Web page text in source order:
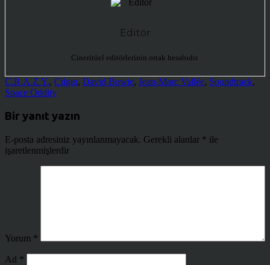
Editör
Cineritüel editörlerinin ortak hesabıdır.
C.R.A.Z.Y., Çılgın, David Bowie, Jean-Marc Vallée, Soundtrack,
Space Oddity
Bir yanıt yazın
E-posta adresiniz yayınlanmayacak. Gerekli alanlar * ile
işaretlenmişlerdir
Yorum *
Ad *